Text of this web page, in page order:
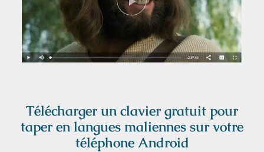
Télécharger un clavier gratuit pour
taper en langues maliennes sur votre
téléphone Android